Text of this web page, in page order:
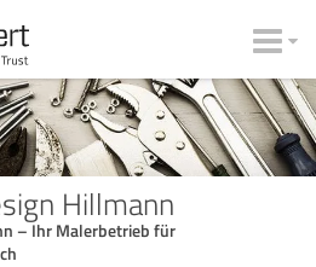
Hillmann
– Ihr Malerbetrieb für